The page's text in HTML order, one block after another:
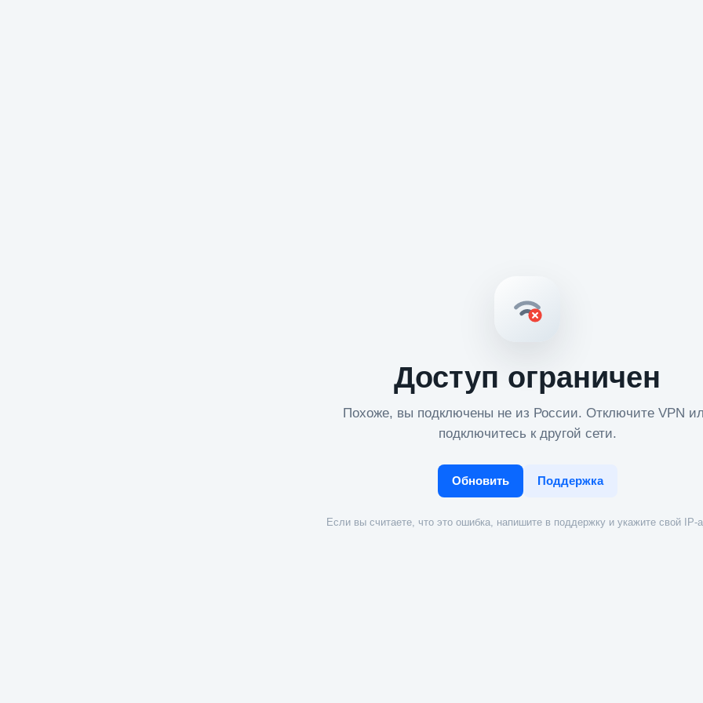
Доступ ограничен
Похоже, вы подключены не из России. Отключите VPN
подключитесь к другой сети.
Обновить Поддержка
Если вы считаете, что это ошибка, напишите в поддержку и укажите свой IP-